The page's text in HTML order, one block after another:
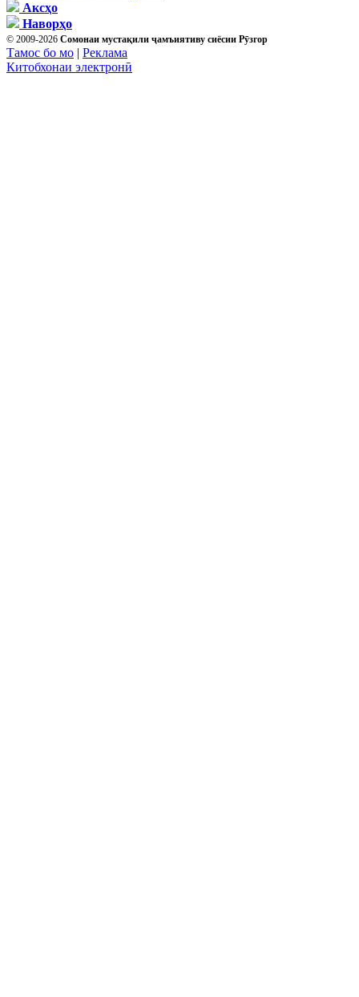
Аксҳо
Наворҳо
© 2009-2026 Сомонаи мустақили ҷамъиятиву сиёсии Рӯзгор
Тамос бо мо | Реклама
Китобхонаи электронӣ